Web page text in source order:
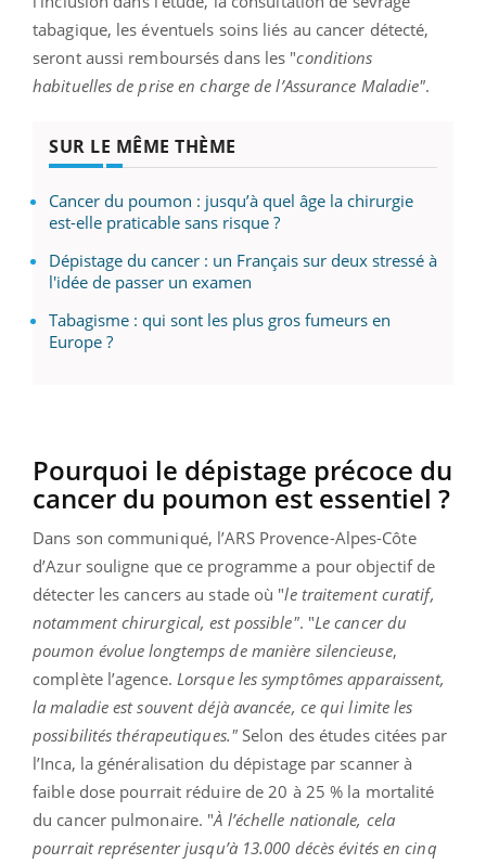
tabagique, les éventuels soins liés au cancer détecté,
seront aussi remboursés dans les "conditions
habituelles de prise en charge de l’Assurance Maladie".
SUR LE MÊME THÈME
Cancer du poumon : jusqu’à quel âge la chirurgie
est-elle praticable sans risque ?
Dépistage du cancer : un Français sur deux stressé à
l'idée de passer un examen
Tabagisme : qui sont les plus gros fumeurs en
Europe ?
Pourquoi le dépistage précoce du
cancer du poumon est essentiel ?
Dans son communiqué, l’ARS Provence-Alpes-Côte
d’Azur souligne que ce programme a pour objectif de
détecter les cancers au stade où "le traitement curatif,
notamment chirurgical, est possible". "Le cancer du
poumon évolue longtemps de manière silencieuse,
complète l’agence. Lorsque les symptômes apparaissent,
la maladie est souvent déjà avancée, ce qui limite les
possibilités thérapeutiques."Selon des études citées par
l’Inca, la généralisation du dépistage par scanner à
faible dose pourrait réduire de 20 à 25 % la mortalité
du cancer pulmonaire. "À l’échelle nationale, cela
pourrait représenter jusqu’à 13.000 décès évités en cinq